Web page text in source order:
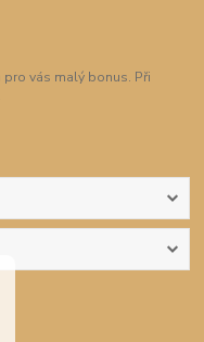
vás malý bonus. Při